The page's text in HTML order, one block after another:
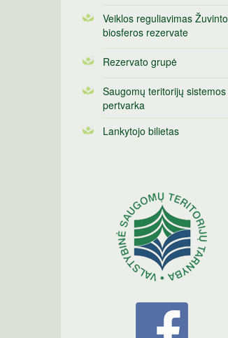
Veiklos reguliavimas Žuvinto
biosferos rezervate
Rezervato grupė
Saugomų teritorijų sistemos
pertvarka
Lankytojo bilietas